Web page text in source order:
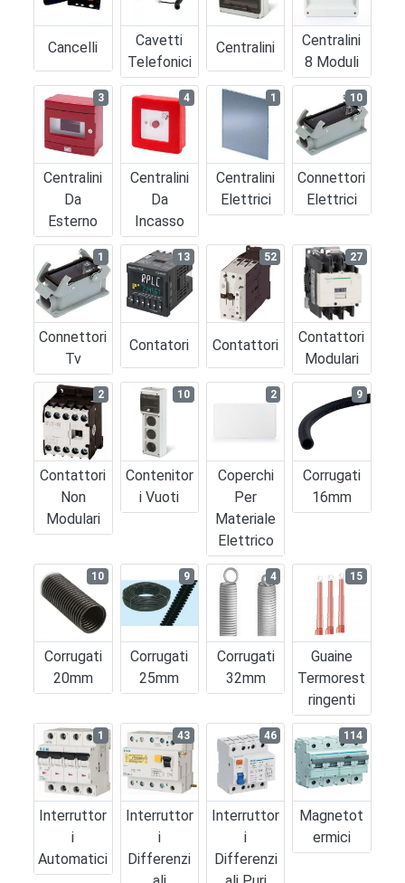
Cancelli
Cavetti
Telefonici
Centralini
Centralini
8 Moduli
Centralini
Da
Esterno
3
Centralini
Da
Incasso
4
Centralini
Elettrici
1
Connettori
Elettrici
10
Connettori
Tv
1
Contatori
13
Contattori
52
Contattori
Modulari
27
Contattori
Non
Modulari
2
Contenitor
I Vuoti
10
Coperchi
Per
Materiale
Elettrico
2
Corrugati
16mm
9
Corrugati
20mm
10
Corrugati
25mm
9
Corrugati
32mm
4
Guaine
Termorest
Ringenti
15
Interruttor
I
Automatici
1
Interruttor
I
Differenzi
43
Interruttor
I
Differenzi
46
Magnetot
Ermici
114